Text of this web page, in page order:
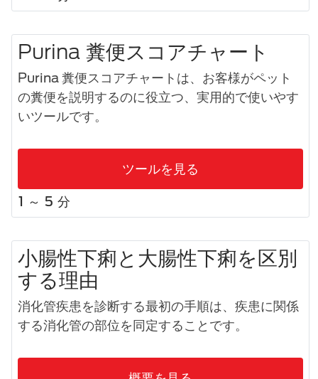
Purina 糞便スコアチャート
Purina 糞便スコアチャートは、お客様がペット
の糞便を説明するのに役立つ、実用的で使いやす
いツールです。
ツールを見る
1 ～ 5 分
小腸性下痢と大腸性下痢を区別
する理由
消化管疾患を診断する最初の手順は、疾患に関係
する消化管の部位を同定することです。